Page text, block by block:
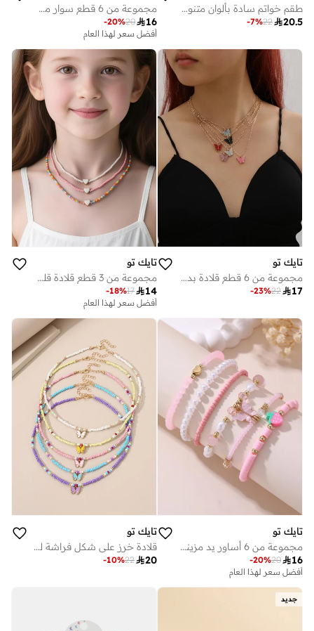
طقم خواتم سادة بألوان متنوعة للبنات 5 قطع
20.5
22
-7%
مجموعة من 6 قطع سوار مخرز بتفاصيل لؤلؤ وعقدة
16
20
-20%
أفضل سعر لهذا العام
تايك تو
مجموعة من 6 قطع قلادة بدلاية فراشة
17
22
-23%
تايك تو
مجموعة من 3 قطع قلادة قلب مخرزة
14
17
-18%
أفضل سعر لهذا العام
تايك تو
مجموعة من 6 أساور يد مزينة بالخرز
16
20
-20%
أفضل سعر لهذا العام
تايك تو
قلادة خرز على شكل فراشة للبنات من قطعتين بخمس قطع
20
22
-10%
جديد